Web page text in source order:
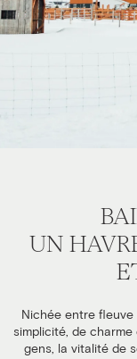
UN
Nichée entre
simplicité, de charme
gens, la vitalité de